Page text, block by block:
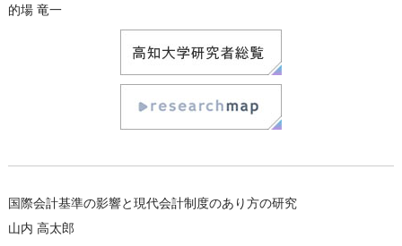
的場 竜一
国際会計基準の影響と現代会計制度のあり方の研究
山内 高太郎